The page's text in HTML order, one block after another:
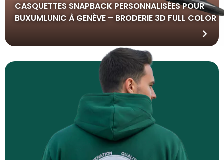
CASQUETTES SNAPBACK PERSONNALISÉES POUR
BUXUMLUNIC À GENÈVE – BRODERIE 3D FULL COLOR